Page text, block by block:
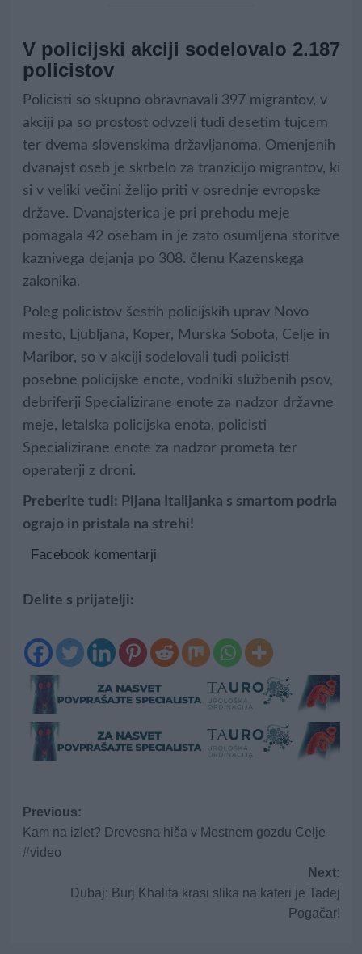
V policijski akciji sodelovalo 2.187
policistov
Policisti so skupno obravnavali 397 migrantov, v
akciji pa so prostost odvzeli tudi desetim tujcem
ter dvema slovenskima državljanoma. Omenjenih
dvanajst oseb je skrbelo za tranzicijo migrantov, ki
si v veliki večini želijo priti v osrednje evropske
države. Dvanajsterica je pri prehodu meje
pomagala 42 osebam in je zato osumljena storitve
kaznivega dejanja po 308. členu Kazenskega
zakonika.
Poleg policistov šestih policijskih uprav Novo
mesto, Ljubljana, Koper, Murska Sobota, Celje in
Maribor, so v akciji sodelovali tudi policisti
posebne policijske enote, vodniki službenih psov,
debriferji Specializirane enote za nadzor državne
meje, letalska policijska enota, policisti
Specializirane enote za nadzor prometa ter
operaterji z droni.
Preberite tudi: Pijana Italijanka s smartom podrla
ograjo in pristala na strehi!
Facebook komentarji
Delite s prijatelji:
Post
navigation
Previous:
Kam na izlet? Drevesna hiša v Mestnem gozdu Celje
#video
Next:
Dubaj: Burj Khalifa krasi slika na kateri je Tadej
Pogačar!